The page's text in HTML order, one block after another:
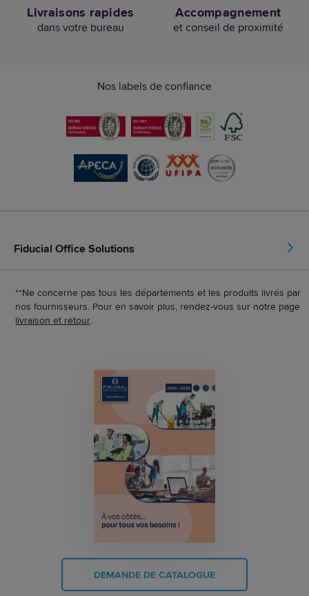
Livraisons rapides
dans votre bureau
Accompagnement
et conseil de proximité
Nos labels de confiance
Fiducial Office Solutions
**Ne concerne pas tous les départements et les produits livrés par
nos fournisseurs. Pour en savoir plus, rendez-vous sur notre page
livraison et retour.
DEMANDE DE CATALOGUE